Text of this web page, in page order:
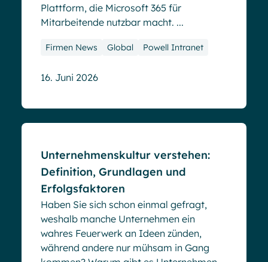
Plattform, die Microsoft 365 für
Mitarbeitende nutzbar macht. ...
Firmen News Global Powell Intranet
16. Juni 2026
Unternehmenskultur verstehen:
Definition, Grundlagen und
Erfolgsfaktoren
Haben Sie sich schon einmal gefragt,
weshalb manche Unternehmen ein
wahres Feuerwerk an Ideen zünden,
während andere nur mühsam in Gang